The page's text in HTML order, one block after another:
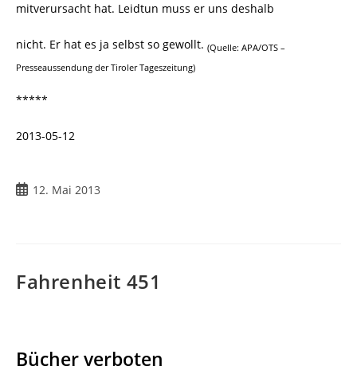
mitverursacht hat. Leidtun muss er uns deshalb
nicht. Er hat es ja selbst so gewollt. (Quelle: APA/OTS –
Presseaussendung der Tiroler Tageszeitung)
*****
2013-05-12
Beitrag12. Mai 2013
Fahrenheit 451
Bücher verboten